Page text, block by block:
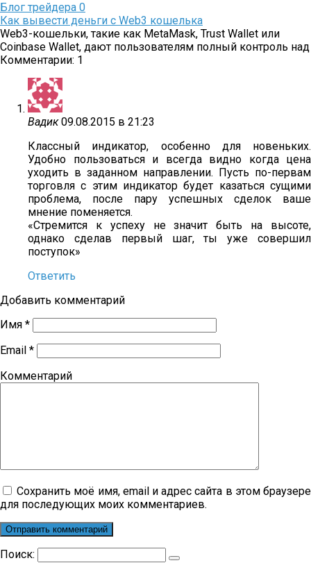
Блог трейдера 0
Как вывести деньги с Web3 кошелька
Web3-кошельки, такие как MetaMask, Trust Wallet или
Coinbase Wallet, дают пользователям полный контроль над
Комментарии: 1
Вадик 09.08.2015 в 21:23
Классный индикатор, особенно для новеньких.
Удобно пользоваться и всегда видно когда цена
уходить в заданном направлении. Пусть по-первам
торговля с этим индикатор будет казаться сущими
проблема, после пару успешных сделок ваше
мнение поменяется.
«Стремится к успеху не значит быть на высоте,
однако сделав первый шаг, ты уже совершил
поступок»
Ответить
Добавить комментарий
Имя *
Email *
Комментарий
Сохранить моё имя, email и адрес сайта в этом браузере
для последующих моих комментариев.
Поиск: